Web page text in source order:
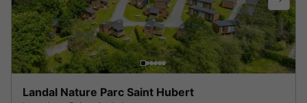
Landal Nature Parc Saint Hubert